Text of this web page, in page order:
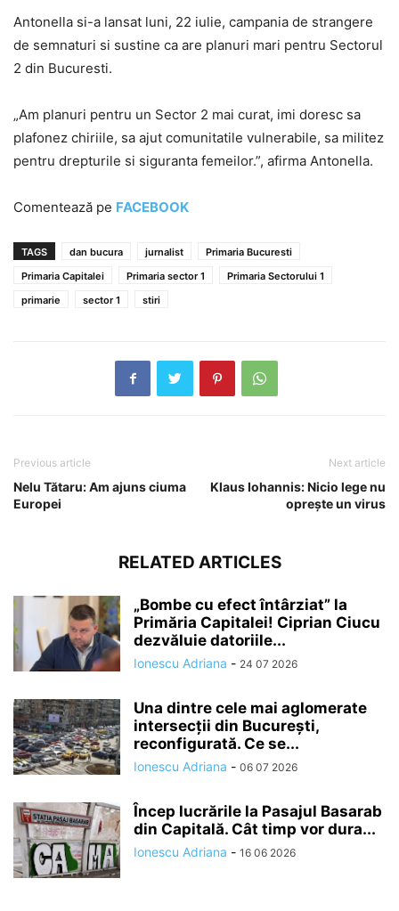
Antonella si-a lansat luni, 22 iulie, campania de strangere
de semnaturi si sustine ca are planuri mari pentru Sectorul
2 din Bucuresti.
„Am planuri pentru un Sector 2 mai curat, imi doresc sa
plafonez chiriile, sa ajut comunitatile vulnerabile, sa militez
pentru drepturile si siguranta femeilor.”, afirma Antonella.
Comentează pe FACEBOOK
TAGS dan bucura jurnalist
Primaria Bucuresti
Primaria Capitalei
Primaria sector 1
Primaria Sectorului 1
primarie
sector 1 stiri
Previous article
Nelu Tătaru: Am ajuns ciuma
Europei
Next article
Klaus Iohannis: Nicio lege nu
oprește un virus
RELATED ARTICLES
„Bombe cu efect întârziat” la
Primăria Capitalei! Ciprian Ciucu
dezvăluie datoriile...
Ionescu Adriana - 24 07 2026
Una dintre cele mai aglomerate
intersecții din București,
reconfigurată. Ce se...
Ionescu Adriana - 06 07 2026
Încep lucrările la Pasajul Basarab
din Capitală. Cât timp vor dura...
Ionescu Adriana - 16 06 2026